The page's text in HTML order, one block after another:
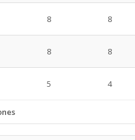
8 8
8 8
5 4